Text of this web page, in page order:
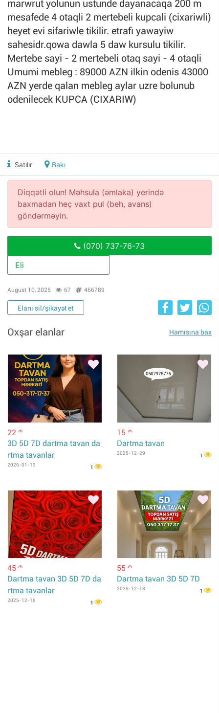
marwrut yolunun ustunde dayanacaqa 200 m
mesafede 4 otaqli 2 mertebeli kupcali (cixariwli)
heyet evi sifariwle tikilir. etrafi yawayiw
sahesidr.qowa dawla 5 daw kursulu tikilir.
Mertebe sayi - 2 mertebeli otaq sayi - 4 otaqli
Umumi mebleg : 89000 AZN ilkin odenis 43000
AZN yerde qalan mebleg aylar uzre bolunub
odenilecek KUPCA (CIXARIW)
Satılır Bakı
Diqqətli olun! Məhsula (əmlaka) yerində
baxmadan heç vaxt pul (beh, avans)
göndərməyin.
(070) 737-76-73
Eli
August 10, 2025 67 466789
Elanı sil/şikayət et
Oxşar elanlar Hamısına bax
22 m
3D 5D 7D dartma tavan da
rtma tavanlar
2026-01-13 1
15 m
Dartma tavan
2025-12-29 1
45 m
Dartma tavan 3D 5D 7D da
rtma tavanlar
2025-12-18 1
55 m
Dartma tavan 3D 5D 7D
2025-12-18 1